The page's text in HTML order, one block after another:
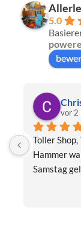
5.0
Eine